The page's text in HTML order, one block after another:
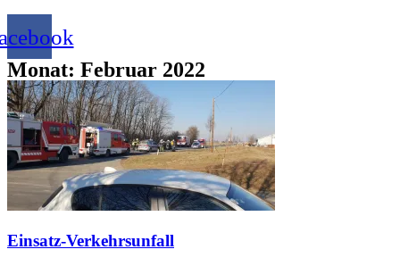
Monat: Februar 2022
Einsatz-Verkehrsunfall